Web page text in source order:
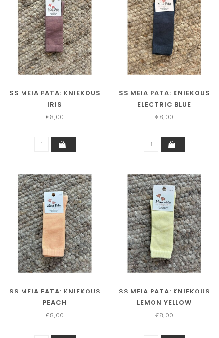
SS MEIA PATA: KNIEKOUS
IRIS
€8,00
SS MEIA PATA: KNIEKOUS
ELECTRIC BLUE
€8,00
SS MEIA PATA: KNIEKOUS
PEACH
€8,00
SS MEIA PATA: KNIEKOUS
LEMON YELLOW
€8,00